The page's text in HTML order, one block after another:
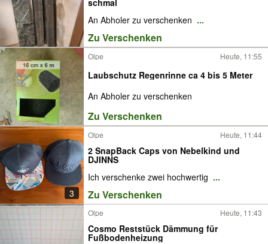
An Abholer zu verschenken ...
Zu Verschenken
Olpe Heute, 11:55
Laubschutz Regenrinne ca 4 bis 5 Meter
An Abholer zu verschenken
Zu Verschenken
3
Olpe Heute, 11:44
2 SnapBack Caps von Nebelkind und
DJINNS
Ich verschenke zwei hochwertig ...
Zu Verschenken
Olpe Heute, 11:43
Cosmo Reststück Dämmung für
Fußbodenheizung